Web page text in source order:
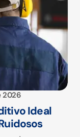
2026
Ideal